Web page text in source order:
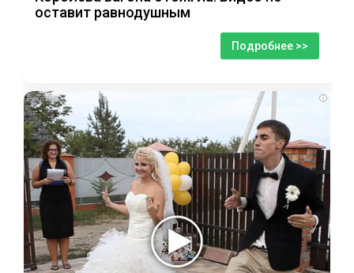
оставит равнодушным
Подробнее >>
i